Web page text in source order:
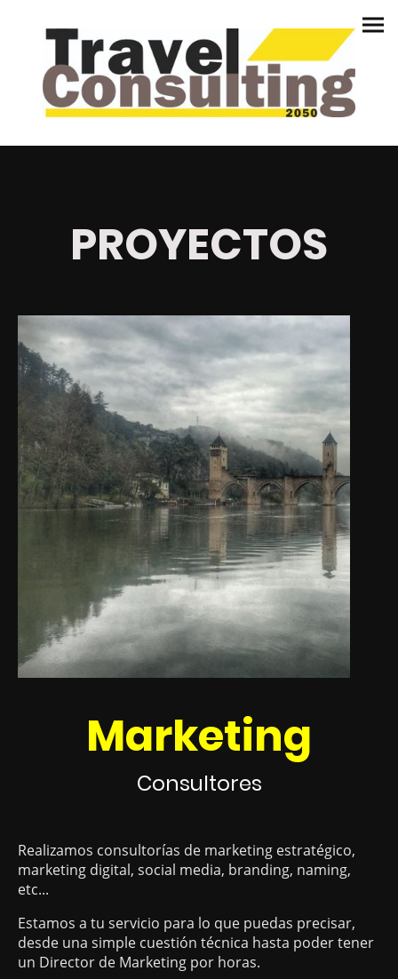
PROYECTOS
Marketing
Consultores
Realizamos consultorías de marketing estratégico,
marketing digital, social media, branding, naming,
etc...
Estamos a tu servicio para lo que puedas precisar,
desde una simple cuestión técnica hasta poder tener
un Director de Marketing por horas.